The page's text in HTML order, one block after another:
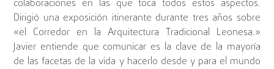
colaboraciones en las que toca todos estos aspectos.
Dirigió una exposición itinerante durante tres años sobre
«el Corredor en la Arquitectura Tradicional Leonesa.»
Javier entiende que comunicar es la clave de la mayoría
de las facetas de la vida y hacerlo desde y para el mundo